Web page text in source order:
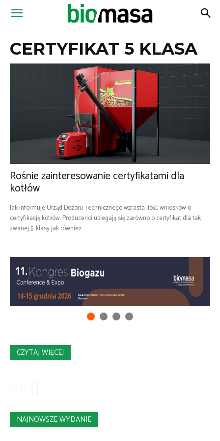
Magazyn
CERTYFIKAT 5 KLASA
Rośnie zainteresowanie certyfikatami dla
kotłów
Jak informuje Urząd Dozoru Technicznego wzrasta ilość wniosków o
certyfikację kotłów. Producenci ubiegają się zarówno o certyfikat dla tak
zwanej 5. klasy jak również...
CZYTAJ WIĘCEJ
NAJNOWSZE WYDANIE